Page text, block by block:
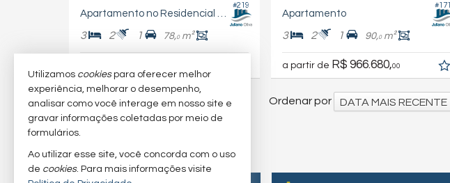
#219
Apartamento no Residencial Pedra Poá
3 2 1 78,0m²
#171
Apartamento
3 2 1 90,0m²
a partir de R$ 966.680,00
28imóveis encontrados Ordenar por DATA MAIS RECENTE
Utilizamos cookiespara oferecer melhor
experiência, melhorar o desempenho,
analisar como você interage em nosso site e
gravar informações coletadas por meio de
formulários.
Ao utilizar esse site, você concorda com o uso
de cookies. Para mais informações visite